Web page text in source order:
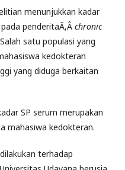
menunjukkan kadar
penderitaÃ‚Â chronic
satu populasi yang
kedokteran
yang diduga berkaitan
SP serum merupakan
mahasiwa kedokteran.
terhadap